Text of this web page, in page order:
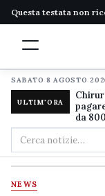
Questa testata non
SABATO 8 AGOSTO
ULTIM'ORA
da
Cerca
nel
sito
NEWS